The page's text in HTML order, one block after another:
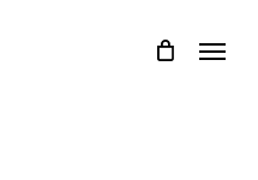
Close